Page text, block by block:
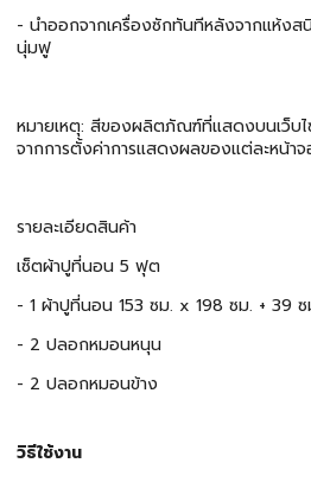
- นำออกจากเครื่องซักทันทีหลังจากแห้ง
นุ่มฟู
หมายเหตุ: สีของผลิตภัณฑ์ที่แสดงบนเว็บ
จากการตั้งค่าการแสดงผลของแต่ละหน้
รายละเอียดสินค้า
เซ็ตผ้าปูที่นอน 5 ฟุต
- 1 ผ้าปูที่นอน 153 ซม. x 198 ซม. + 39 ซ
- 2 ปลอกหมอนหนุน
- 2 ปลอกหมอนข้าง
วิธีใช้งาน